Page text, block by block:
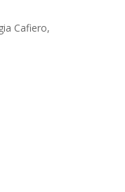
Cafiero,